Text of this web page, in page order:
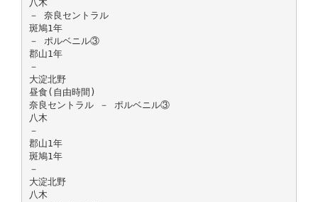
八木
－ 奈良セントラル
斑鳩1年
－ ポルベニル③
郡山1年
－
大淀北野
昼食(自由時間)
奈良セントラル － ポルベニル③
八木
－
郡山1年
斑鳩1年
－
大淀北野
八木